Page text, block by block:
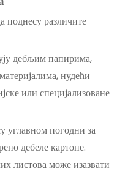
поднесу различите
дебљим папирима,
нудећи
или специјализоване
углавном погодни за
дебеле картоне.
листова може изазвати